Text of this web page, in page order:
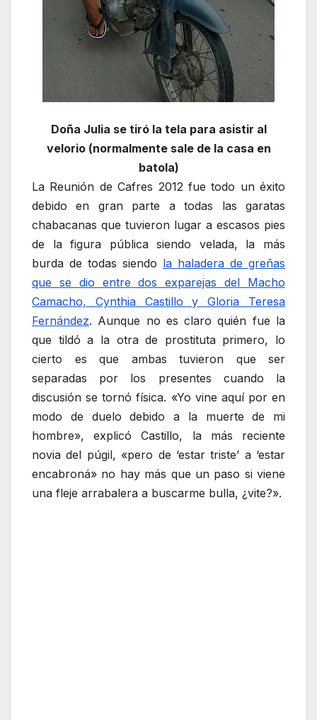
Doña Julia se tiró la tela para asistir al
velorio (normalmente sale de la casa en
batola)
La Reunión de Cafres 2012 fue todo un éxito
debido en gran parte a todas las garatas
chabacanas que tuvieron lugar a escasos pies
de la figura pública siendo velada, la más
burda de todas siendo la haladera de greñas
que se dio entre dos exparejas del Macho
Camacho, Cynthia Castillo y Gloria Teresa
Fernández. Aunque no es claro quién fue la
que tildó a la otra de prostituta primero, lo
cierto es que ambas tuvieron que ser
separadas por los presentes cuando la
discusión se tornó física. «Yo vine aquí por en
modo de duelo debido a la muerte de mi
hombre», explicó Castillo, la más reciente
novia del púgil, «pero de ‘estar triste’ a ‘estar
encabroná» no hay más que un paso si viene
una fleje arrabalera a buscarme bulla, ¿vite?».